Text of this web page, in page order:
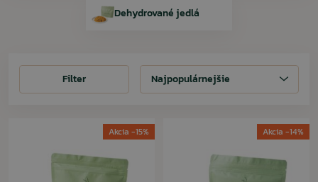
Dehydrované jedlá
FilterFilter Najpopulárnejšie
Akcia -15% Akcia -14%